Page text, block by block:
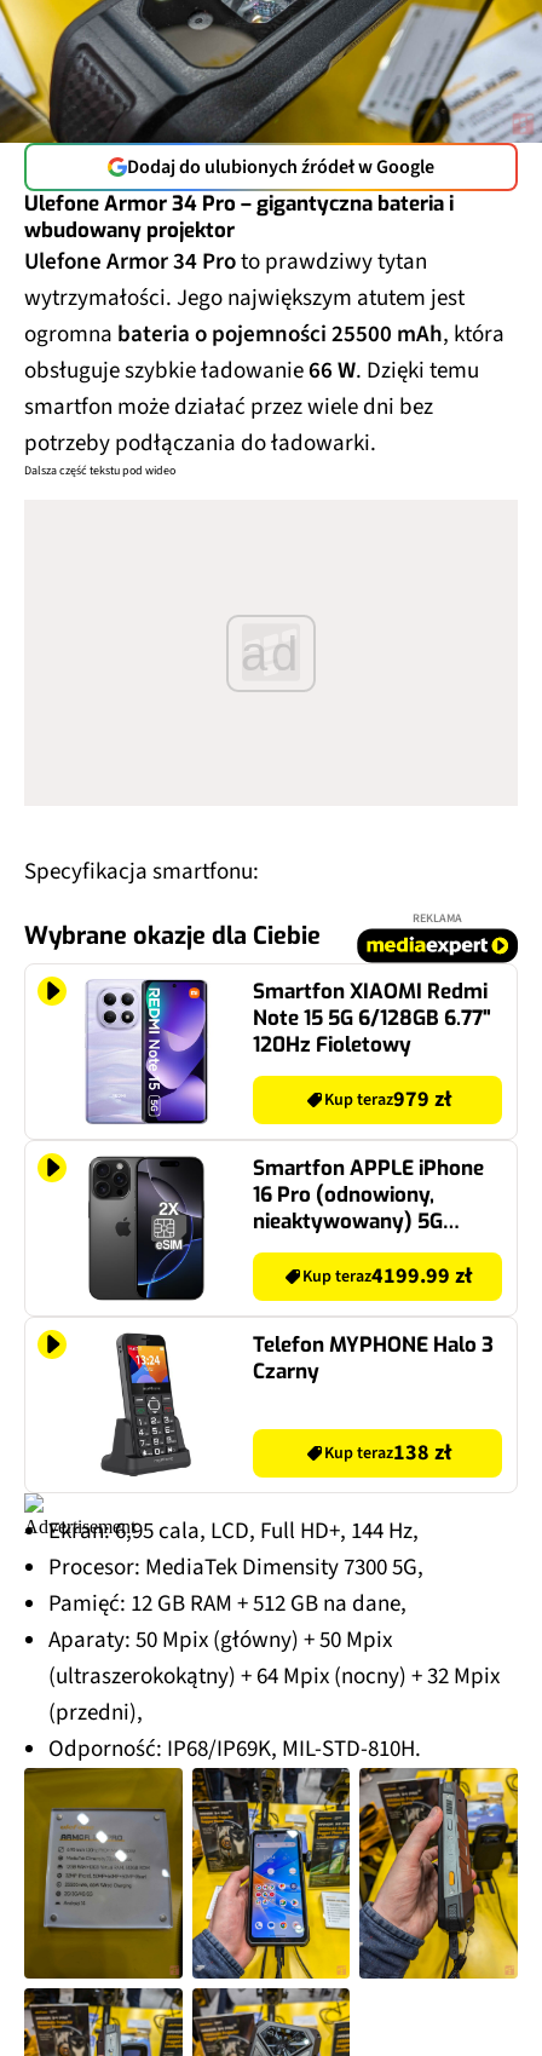
Dodaj do ulubionych źródeł w Google
Ulefone Armor 34 Pro – gigantyczna bateria i
wbudowany projektor
Ulefone Armor 34 Proto prawdziwy tytan
wytrzymałości. Jego największym atutem jest
ogromna bateria o pojemności 25500 mAh, która
obsługuje szybkie ładowanie66 W. Dzięki temu
smartfon może działać przez wiele dni bez
potrzeby podłączania do ładowarki.
Dalsza część tekstu pod wideo
ad
Specyfikacja smartfonu:
Wybrane okazje dla Ciebie
REKLAMA
Smartfon XIAOMI Redmi
Note 15 5G 6/128GB 6.77"
120Hz Fioletowy
Kup teraz979 zł
Smartfon APPLE iPhone
16 Pro (odnowiony,
nieaktywowany) 5G
128GB 6.3" 120Hz Tytan
czarny 2x eSIM (CPO)
Kup teraz4199.99 zł
Telefon MYPHONE Halo 3
Czarny
Kup teraz138 zł
Ekran: 6,95 cala, LCD, Full HD+, 144 Hz,
Procesor: MediaTek Dimensity 7300 5G,
Pamięć: 12 GB RAM + 512 GB na dane,
Aparaty: 50 Mpix (główny) + 50 Mpix
(ultraszerokokątny) + 64 Mpix (nocny) + 32 Mpix
(przedni),
Odporność: IP68/IP69K, MIL-STD-810H.